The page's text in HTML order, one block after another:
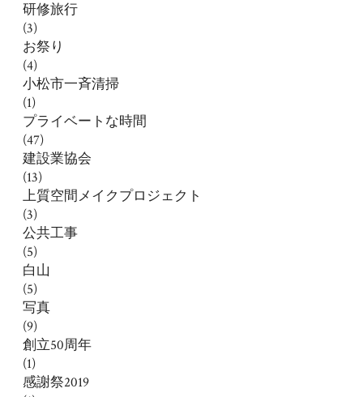
研修旅行
(3)
お祭り
(4)
小松市一斉清掃
(1)
プライベートな時間
(47)
建設業協会
(13)
上質空間メイクプロジェクト
(3)
公共工事
(5)
白山
(5)
写真
(9)
創立50周年
(1)
感謝祭2019